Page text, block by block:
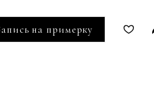
на примерку